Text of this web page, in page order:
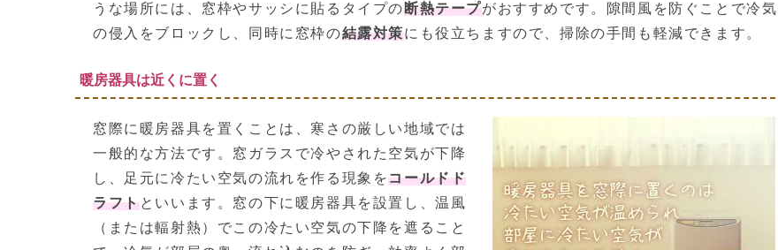
うな場所には、窓枠やサッシに貼るタイプの断熱テープがおすすめです。隙間風を防ぐことで冷気
の侵入をブロックし、同時に窓枠の結露対策にも役立ちますので、掃除の手間も軽減できます。
暖房器具は近くに置く
窓際に暖房器具を置くことは、寒さの厳しい地域では
一般的な方法です。窓ガラスで冷やされた空気が下降
し、足元に冷たい空気の流れを作る現象をコールドド
ラフトといいます。窓の下に暖房器具を設置し、温風
（または輻射熱）でこの冷たい空気の下降を遮ること